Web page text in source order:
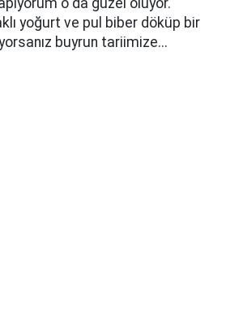
o da güzel oluyor.
yoğurt ve pul biber döküp bir
buyrun tariimize...